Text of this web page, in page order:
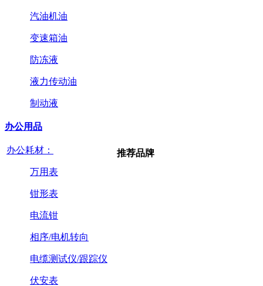
汽油机油
变速箱油
防冻液
液力传动油
制动液
办公用品
办公耗材：
万用表
钳形表
电流钳
相序/电机转向
电缆测试仪/跟踪仪
伏安表
推荐品牌